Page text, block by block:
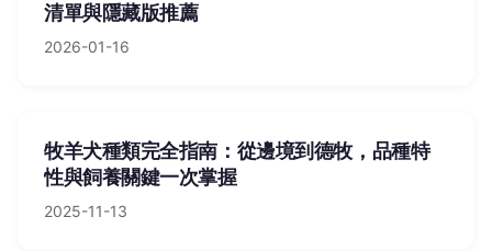
清單與隱藏版推薦
2026-01-16
牧羊犬種類完全指南：從邊境到德牧，品種特
性與飼養關鍵一次掌握
2025-11-13